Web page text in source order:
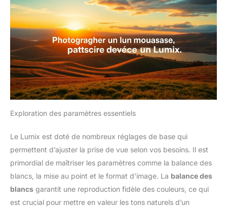
Exploration des paramètres essentiels
Le Lumix est doté de nombreux réglages de base qui
permettent d’ajuster la prise de vue selon vos besoins. Il est
primordial de maîtriser les paramètres comme la balance des
blancs, la mise au point et le format d’image. La balance des
blancs garantit une reproduction fidèle des couleurs, ce qui
est crucial pour mettre en valeur les tons naturels d’un